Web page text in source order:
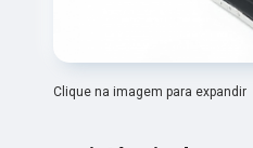
Clique na imagem para expandir